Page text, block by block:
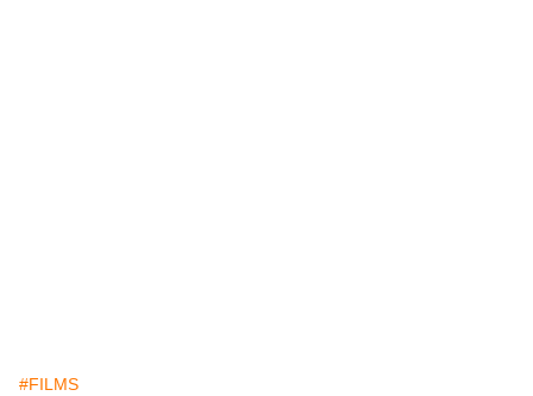
#FILMS